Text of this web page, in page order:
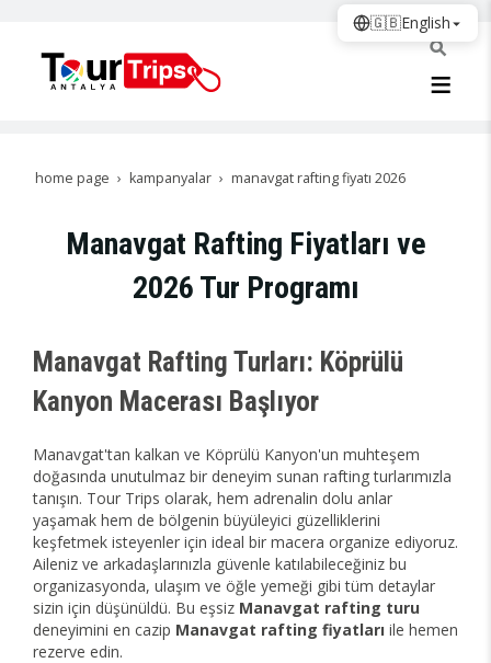
home page kampanyalar manavgat rafting fiyatı 2026
Manavgat Rafting Fiyatları ve
2026 Tur Programı
Manavgat Rafting Turları: Köprülü
Kanyon Macerası Başlıyor
Manavgat'tan kalkan ve Köprülü Kanyon'un muhteşem
doğasında unutulmaz bir deneyim sunan rafting turlarımızla
tanışın. Tour Trips olarak, hem adrenalin dolu anlar
yaşamak hem de bölgenin büyüleyici güzelliklerini
keşfetmek isteyenler için ideal bir macera organize ediyoruz.
Aileniz ve arkadaşlarınızla güvenle katılabileceğiniz bu
organizasyonda, ulaşım ve öğle yemeği gibi tüm detaylar
sizin için düşünüldü. Bu eşsiz Manavgat rafting turu
deneyimini en cazip Manavgat rafting fiyatları ile hemen
rezerve edin.
🇬🇧English